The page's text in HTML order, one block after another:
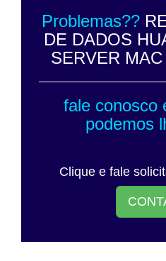
Problemas??
DE DADOS
SERVER
fale conosco
podemos
Clique e fale